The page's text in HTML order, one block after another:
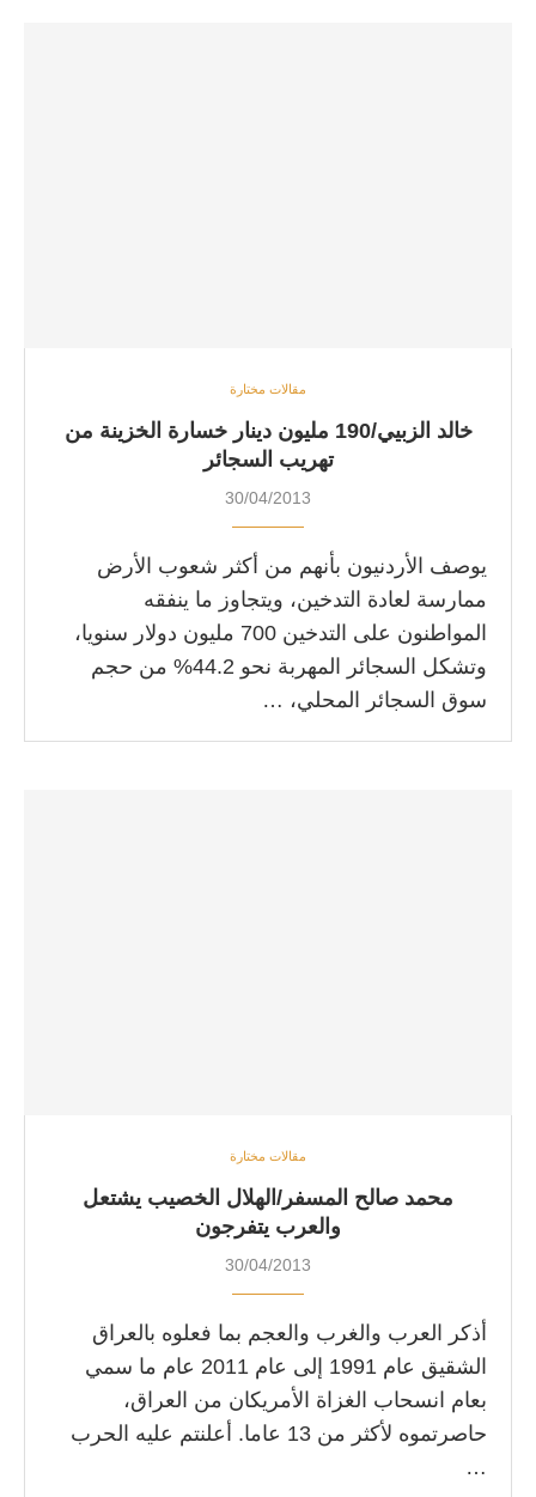
مقالات مختارة
خالد الزبيي/190 مليون دينار خسارة الخزينة من
تهريب السجائر
30/04/2013
يوصف الأردنيون بأنهم من أكثر شعوب الأرض
ممارسة لعادة التدخين، ويتجاوز ما ينفقه
المواطنون على التدخين 700 مليون دولار سنويا،
وتشكل السجائر المهربة نحو 44.2% من حجم
سوق السجائر المحلي، …
مقالات مختارة
محمد صالح المسفر/الهلال الخصيب يشتعل
والعرب يتفرجون
30/04/2013
أذكر العرب والغرب والعجم بما فعلوه بالعراق
الشقيق عام 1991 إلى عام 2011 عام ما سمي
بعام انسحاب الغزاة الأمريكان من العراق،
حاصرتموه لأكثر من 13 عاما. أعلنتم عليه الحرب
…